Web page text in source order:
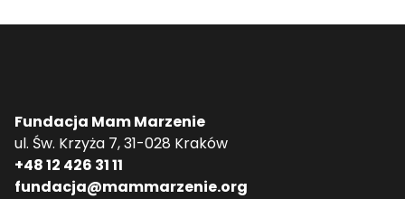
Fundacja Mam Marzenie
ul. Św. Krzyża 7, 31-028 Kraków
+48 12 426 31 11
fundacja@mammarzenie.org